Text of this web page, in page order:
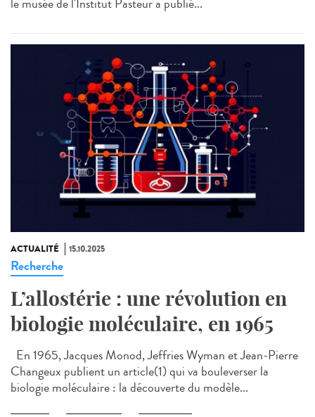
ACTUALITÉ 15.10.2025
Recherche
L’allostérie : une révolution en
biologie moléculaire, en 1965
En 1965, Jacques Monod, Jeffries Wyman et Jean-Pierre
Changeux publient un article(1) qui va bouleverser la
biologie moléculaire : la découverte du modèle...